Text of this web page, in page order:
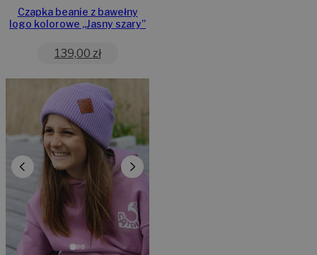
Czapka beanie z bawełny
logo kolorowe „Jasny szary”
139,00 zł